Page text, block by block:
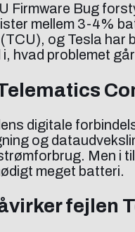
Firmware Bug
mellem 3-4%
og Tesla har
i, hvad problemet
digitale
og
Men i
meget batteri.
fejlen